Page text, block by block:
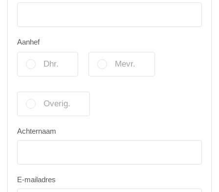
Aanhef
Dhr. Mevr.
Overig.
Achternaam
E-mailadres